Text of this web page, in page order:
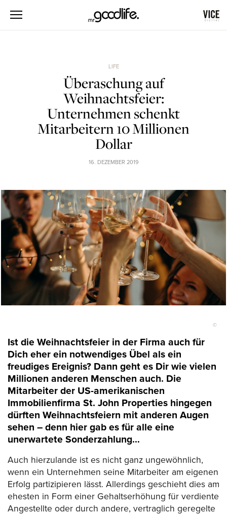
LIFE
Überaschung auf
Weihnachtsfeier:
Unternehmen schenkt
Mitarbeitern 10 Millionen
Dollar
16. DEZEMBER 2019
©
Ist die Weihnachtsfeier in der Firma auch für
Dich eher ein notwendiges Übel als ein
freudiges Ereignis? Dann geht es Dir wie vielen
Millionen anderen Menschen auch. Die
Mitarbeiter der US-amerikanischen
Immobilienfirma St. John Properties hingegen
dürften Weihnachtsfeiern mit anderen Augen
sehen – denn hier gab es für alle eine
unerwartete Sonderzahlung…
Auch hierzulande ist es nicht ganz ungewöhnlich,
wenn ein Unternehmen seine Mitarbeiter am eigenen
Erfolg partizipieren lässt. Allerdings geschieht dies am
ehesten in Form einer Gehaltserhöhung für verdiente
Angestellte oder durch andere, vertraglich geregelte